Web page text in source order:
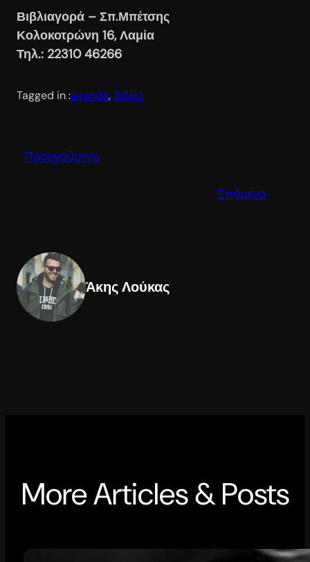
Βιβλιαγορά – Σπ.Μπέτσης
Κολοκοτρώνη 16, Λαμία
Τηλ.: 22310 46266
Tagged in :agenda, βιβλίο
Προηγούμενο
Επόμενο
Άκης Λούκας
More Articles & Posts